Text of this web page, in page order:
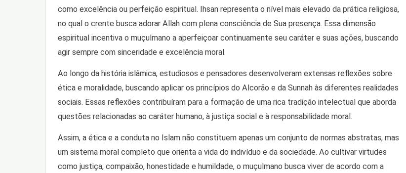
como excelência ou perfeição espiritual. Ihsan representa o nível mais elevado da prática religiosa,
no qual o crente busca adorar Allah com plena consciência de Sua presença. Essa dimensão
espiritual incentiva o muçulmano a aperfeiçoar continuamente seu caráter e suas ações, buscando
agir sempre com sinceridade e excelência moral.
Ao longo da história islâmica, estudiosos e pensadores desenvolveram extensas reflexões sobre
ética e moralidade, buscando aplicar os princípios do Alcorão e da Sunnah às diferentes realidades
sociais. Essas reflexões contribuíram para a formação de uma rica tradição intelectual que aborda
questões relacionadas ao caráter humano, à justiça social e à responsabilidade moral.
Assim, a ética e a conduta no Islam não constituem apenas um conjunto de normas abstratas, mas
um sistema moral completo que orienta a vida do indivíduo e da sociedade. Ao cultivar virtudes
como justiça, compaixão, honestidade e humildade, o muçulmano busca viver de acordo com a